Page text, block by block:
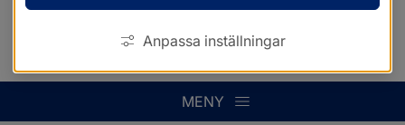
MENY
Anpassa inställningar